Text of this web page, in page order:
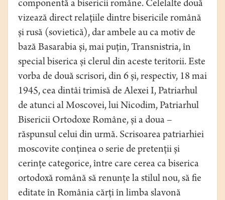
componentă a bisericii române. Celelalte două
vizează direct relațiile dintre bisericile română
și rusă (sovietică), dar ambele au ca motiv de
bază Basarabia și, mai puțin, Transnistria, în
special biserica și clerul din aceste teritorii. Este
vorba de două scrisori, din 6 și, respectiv, 18 mai
1945, cea dintâi trimisă de Alexei I, Patriarhul
de atunci al Moscovei, lui Nicodim, Patriarhul
Bisericii Ortodoxe Române, și a doua –
răspunsul celui din urmă. Scrisoarea patriarhiei
moscovite conținea o serie de pretenții și
cerințe categorice, între care cerea ca biserica
ortodoxă română să renunțe la stilul nou, să fie
editate în România cărți în limba slavonă